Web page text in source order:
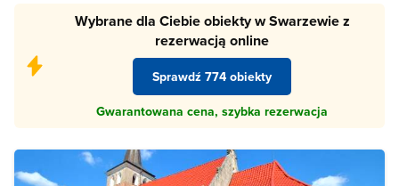
Wybrane dla Ciebie obiekty w Swarzewie z
rezerwacją online
Sprawdź 774 obiekty
Gwarantowana cena, szybka rezerwacja